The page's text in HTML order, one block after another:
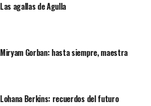
Las agallas de Agulla
Miryam Gorban: hasta siempre, maestra
Lohana Berkins: recuerdos del futuro